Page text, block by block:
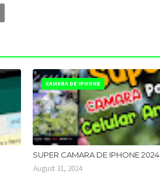
CAMARA DE IPHONE
SUPER CAMARA DE IPHONE 2024
August 31, 2024